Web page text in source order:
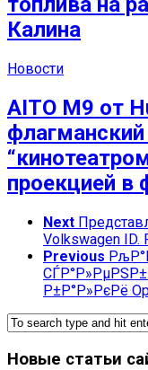
Калина
Новости
AITO M9 от
проекцией в
Next
Volkswagen ID.
Previous
Р±Р°Р»РєРё
Новые статьи